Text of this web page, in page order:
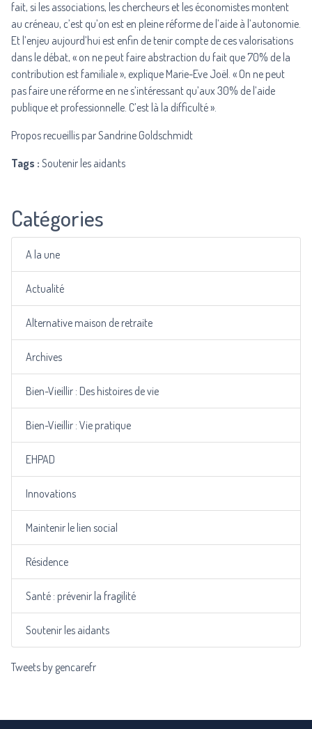
fait, si les associations, les chercheurs et les économistes montent
au créneau, c’est qu’on est en pleine réforme de l’aide à l’autonomie.
Et l’enjeu aujourd’hui est enfin de tenir compte de ces valorisations
dans le débat, « on ne peut faire abstraction du fait que 70% de la
contribution est familiale », explique Marie-Eve Joël. « On ne peut
pas faire une réforme en ne s’intéressant qu’aux 30% de l’aide
publique et professionnelle. C’est là la difficulté ».
Propos recueillis par Sandrine Goldschmidt
Tags : Soutenir les aidants
Catégories
A la une
Actualité
Alternative maison de retraite
Archives
Bien-Vieillir : Des histoires de vie
Bien-Vieillir : Vie pratique
EHPAD
Innovations
Maintenir le lien social
Résidence
Santé : prévenir la fragilité
Soutenir les aidants
Tweets by gencarefr